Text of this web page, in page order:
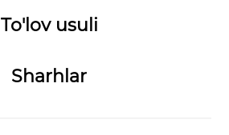
To'lov usuli
Sharhlar